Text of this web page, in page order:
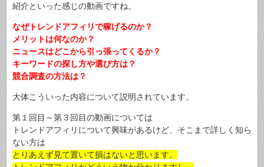
紹介といった感じの動画ですね。
なぜトレンドアフィリで稼げるのか？
メリットは何なのか？
ニュースはどこから引っ張ってくるか？
キーワードの探し方や選び方は？
競合調査の方法は？
大体こういった内容について説明されています。
第１回目～第３回目の動画については
トレンドアフィリについて興味があるけど、そこまで詳しく知ら
ない方は
とりあえず見て置いて損はないと思います。